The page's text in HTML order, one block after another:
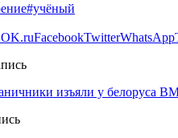
#учёный
OK.ruFacebookTwitterWhatsApp
изъяли у белоруса